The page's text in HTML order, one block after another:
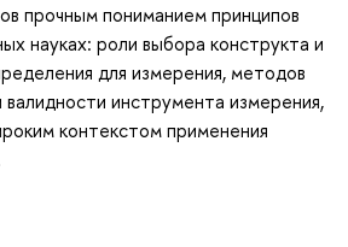
прочным пониманием принципов
науках: роли выбора конструкта и
для измерения, методов
инструмента измерения,
контекстом применения